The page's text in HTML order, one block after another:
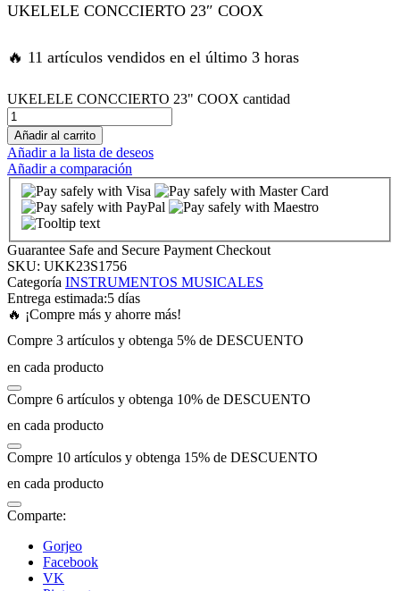
satın al
panel
panel
panel
panel
panel
panel
panel
panel
panel
panel
UKELELE CONCCIERTO 23″ COOX
🔥 11 artículos vendidos en el último 3 horas
UKELELE CONCCIERTO 23" COOX cantidad
Añadir al carrito
Añadir a la lista de deseos
Añadir a comparación
Guarantee Safe and Secure Payment Checkout
SKU: UKK23S1756
Categoría INSTRUMENTOS MUSICALES
Entrega estimada:5 días
🔥 ¡Compre más y ahorre más!
Compre 3 artículos y obtenga 5% de DESCUENTO
en cada producto
Compre 6 artículos y obtenga 10% de DESCUENTO
en cada producto
Compre 10 artículos y obtenga 15% de DESCUENTO
en cada producto
Comparte:
Gorjeo
Facebook
VK